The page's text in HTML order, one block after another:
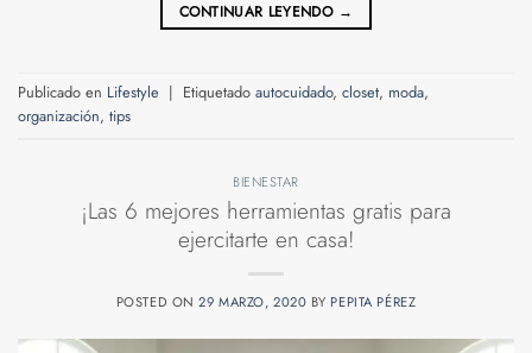
CONTINUAR LEYENDO →
Publicado en Lifestyle | Etiquetado autocuidado, closet, moda,
organización, tips
BIENESTAR
¡Las 6 mejores herramientas gratis para
ejercitarte en casa!
POSTED ON29 MARZO, 2020 BY PEPITA PÉREZ